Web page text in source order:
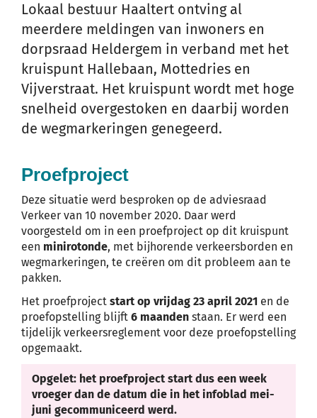
Lokaal bestuur Haaltert ontving al
meerdere meldingen van inwoners en
dorpsraad Heldergem in verband met het
kruispunt Hallebaan, Mottedries en
Vijverstraat. Het kruispunt wordt met hoge
snelheid overgestoken en daarbij worden
de wegmarkeringen genegeerd.
Proefproject
Deze situatie werd besproken op de adviesraad
Verkeer van 10 november 2020. Daar werd
voorgesteld om in een proefproject op dit kruispunt
een minirotonde, met bijhorende verkeersborden en
wegmarkeringen, te creëren om dit probleem aan te
pakken.
Het proefproject start op vrijdag 23 april 2021 en de
proefopstelling blijft 6 maanden staan. Er werd een
tijdelijk verkeersreglement voor deze proefopstelling
opgemaakt.
Opgelet: het proefproject start dus een week
vroeger dan de datum die in het infoblad mei-
juni gecommuniceerd werd.